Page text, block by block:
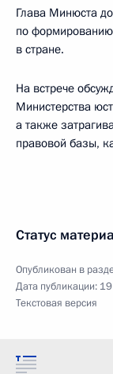
Глава Минюста
по формированию
в стране.
На встрече
Министерства
а также
правовой базы,
Статус
Опубликован в
Дата публикации:
Текстовая версия